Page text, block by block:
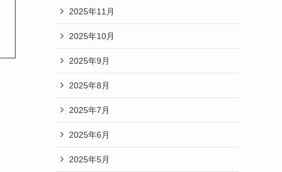
2025年11月
2025年10月
2025年9月
2025年8月
2025年7月
2025年6月
2025年5月